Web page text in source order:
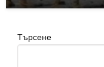
Търсене